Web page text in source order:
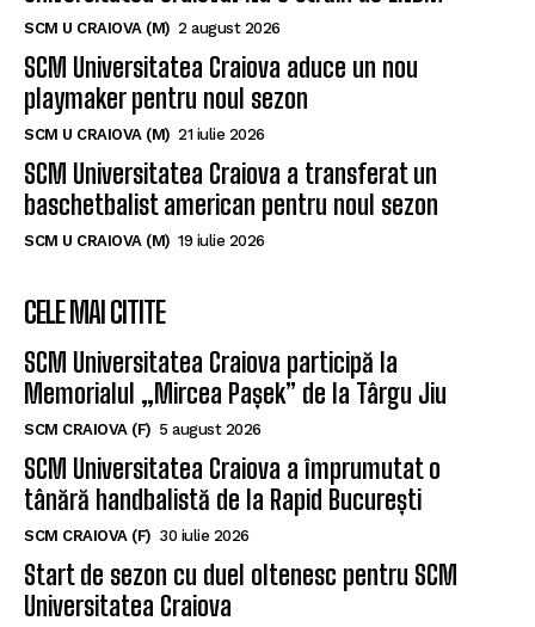
playmaker pentru noul sezon
SCM U CRAIOVA (M) 21 iulie 2026
SCM Universitatea Craiova a transferat un
baschetbalist american pentru noul sezon
SCM U CRAIOVA (M) 19 iulie 2026
CELE MAI CITITE
Memorialul „Mircea Pașek” de la Târgu Jiu
SCM CRAIOVA (F) 5 august 2026
SCM Universitatea Craiova a împrumutat o
tânără handbalistă de la Rapid București
SCM CRAIOVA (F) 30 iulie 2026
Start de sezon cu duel oltenesc pentru SCM
Universitatea Craiova
SCM CRAIOVA (F) 23 iunie 2026